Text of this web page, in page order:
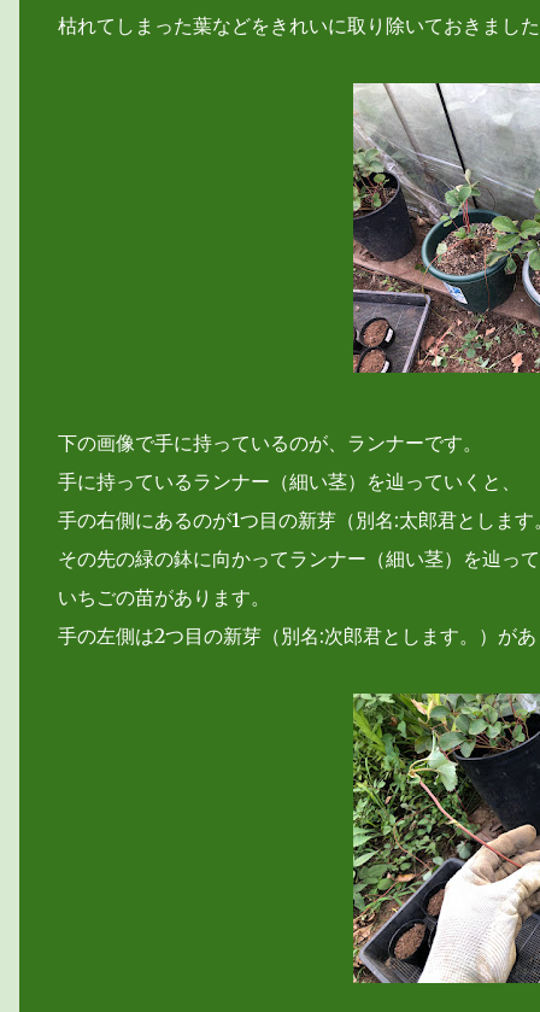
枯れてしまった葉などをきれいに取り除いておきまし
下の画像で手に持っているのが、ランナーです。
手に持っているランナー（細い茎）を辿っていくと、
手の右側にあるのが1つ目の新芽（別名:太郎君とします
その先の緑の鉢に向かってランナー（細い茎）を辿っ
いちごの苗があります。
手の左側は2つ目の新芽（別名:次郎君とします。）が